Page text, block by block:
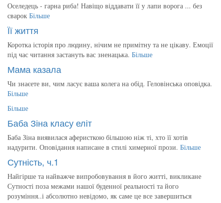
Оселедець - гарна риба! Навіщо віддавати її у лапи ворога ... без
сварок Більше
Її життя
Коротка історія про людину, нічим не примітну та не цікаву. Емоції
під час читання застануть вас зненацька. Більше
Мама казала
Чи знаєете ви, чим ласує ваша колега на обід. Геловінська оповідка.
Більше
Більше
Баба Зіна класу еліт
Баба Зіна виявилася аферисткою більшою ніж ті, хто її хотів
надурити. Оповідання написане в стилі химерної прози. Більше
Сутність, ч.1
Найгірше та найважче випробовування в його житті, викликане
Сутності поза межами нашої буденної реальності та його
розуміння..і абсолютно невідомо, як саме це все завершиться